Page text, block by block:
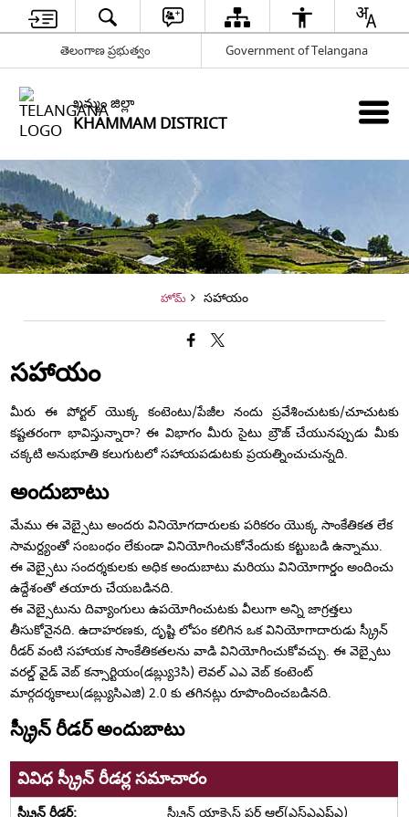
తెలంగాణ ప్రభుత్వం Government of Telangana
ఖమ్మం జిల్లా
KHAMMAM DISTRICT
హోమ్ సహాయం
సహాయం
మీరు ఈ పోర్టల్ యొక్క కంటెంటు/పేజీల నందు ప్రవేశించుటకు/చూచుటకు
కష్టతరంగా భావిస్తున్నారా? ఈ విభాగం మీరు సైటు బ్రౌజ్ చేయునప్పుడు మీకు
చక్కటి అనుభూతి కలుగుటలో సహాయపడుటకు ప్రయత్నించుచున్నది.
అందుబాటు
మేము ఈ వెబ్సైటు అందరు వినియోగదారులకు పరికరం యొక్క సాంకేతికత లేక
సామర్ద్యంతో సంబంధం లేకుండా వినియోగించుకోనేందుకు కట్టుబడి ఉన్నాము.
ఈ వెబ్సైటు సందర్శకులకు అధిక అందుబాటు మరియు వినియోగార్డం అందించు
ఉద్దేశంతో తయారు చేయబడినది.
ఈ వెబ్సైటును దివ్యాంగులు ఉపయోగించుటకు వీలుగా అన్ని జాగ్రత్తలు
తీసుకోనైనది. ఉదాహరణకు, దృష్టి లోపం కలిగిన ఒక వినియోగాదారుడు స్క్రీన్
రీడర్ వంటి సహాయక సాంకేతికతలను వాడి వినియోగించుకోవచ్చు. ఈ వెబ్సైటు
వరల్డ్ వైడ్ వెబ్ కన్సార్టియం(డబ్ల్యు3సి) లెవల్ ఎఎ వెబ్ కంటెంట్
మార్గదర్శకాలు(డబ్ల్యుసిఎజి) 2.0 కు తగినట్లు రూపొందించబడినది.
స్క్రీన్ రీడర్ అందుబాటు
వివిధ స్క్రీన్ రీడర్ల సమాచారం
స్క్రీన్ యాక్సెస్ ఫర్ ఆల్(ఎస్ఎఎఫ్ఎ)